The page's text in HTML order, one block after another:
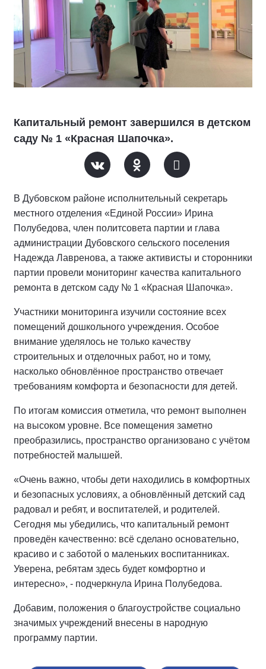
Капитальный ремонт завершился в детском
саду № 1 «Красная Шапочка».
В Дубовском районе исполнительный секретарь
местного отделения «Единой России» Ирина
Полубедова, член политсовета партии и глава
администрации Дубовского сельского поселения
Надежда Лавренова, а также активисты и сторонники
партии провели мониторинг качества капитального
ремонта в детском саду № 1 «Красная Шапочка».
Участники мониторинга изучили состояние всех
помещений дошкольного учреждения. Особое
внимание уделялось не только качеству
строительных и отделочных работ, но и тому,
насколько обновлённое пространство отвечает
требованиям комфорта и безопасности для детей.
По итогам комиссия отметила, что ремонт выполнен
на высоком уровне. Все помещения заметно
преобразились, пространство организовано с учётом
потребностей малышей.
«Очень важно, чтобы дети находились в комфортных
и безопасных условиях, а обновлённый детский сад
радовал и ребят, и воспитателей, и родителей.
Сегодня мы убедились, что капитальный ремонт
проведён качественно: всё сделано основательно,
красиво и с заботой о маленьких воспитанниках.
Уверена, ребятам здесь будет комфортно и
интересно», - подчеркнула Ирина Полубедова.
Добавим, положения о благоустройстве социально
значимых учреждений внесены в народную
программу партии.